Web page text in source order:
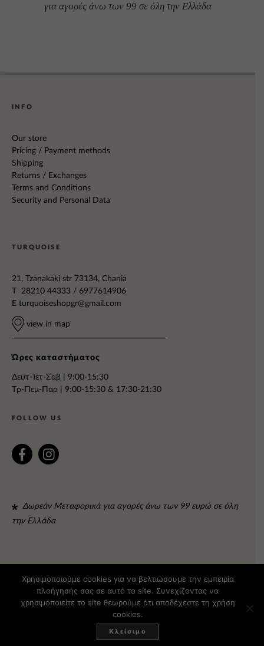
για αγορές άνω των 99 σε όλη την Ελλάδα
INFO
Our store
Pricing / Payment methods
Shipping
Returns / Exchanges
Terms and Conditions
Security and Personal Data
TURQUOISE
21, Tzanakaki str 73134, Chania
T 28210 44333 / 6977614906
E turquoiseshopgr@gmail.com
view in map
Ώρες καταστήματος
Δευτ-Τετ-Σαβ | 9:00-15:30
Tρ-Πεμ-Παρ | 9:00-15:30 & 17:30-21:30
FOLLOW US
Δωρεάν Μεταφορικά για αγορές άνω των 99 ευρώ σε όλη
την Ελλάδα
© 2015 TURQUOISE DESIGN: FORTI - DEVELOPMENT:
Χρησιμοποιούμε cookies για να βελτιώσουμε την εμπειρία
πλοήγησής σας σε αυτό το site. Συνεχίζοντας να
χρησιμοποιείτε το site θεωρούμε ότι αποδέχεστε τη χρήση
cookies.
Κλείσιμο